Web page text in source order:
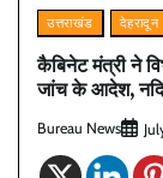
उत्तराखंड देहरादून
कैबिनेट मंत्री ने
जांच के आदेश,
Bureau News